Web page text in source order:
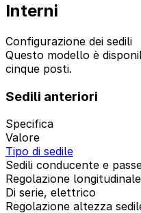
Interni
Configurazione dei sedili
Questo modello è
cinque posti.
Sedili anteriori
Specifica
Valore
Tipo di sedile
Sedili conducente e
Regolazione longitudinale
Di serie, elettrico
Regolazione altezza